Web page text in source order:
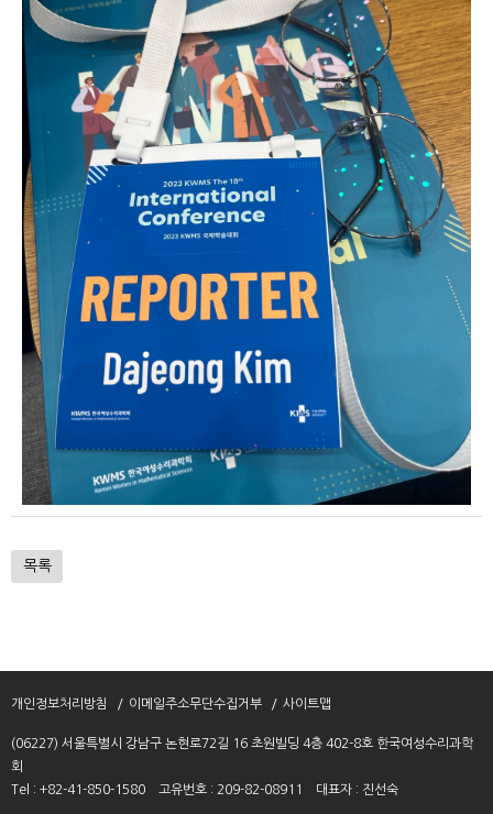
목록
개인정보처리방침 이메일주소무단수집거부 사이트맵
(06227) 서울특별시 강남구 논현로72길 16 초원빌딩 4층 402-8호 한국여성수리과학
회
Tel : +82-41-850-1580
고유번호 : 209-82-08911 대표자 : 진선숙